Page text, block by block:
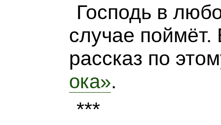
Господь в
случае
рассказ по
ока».
***